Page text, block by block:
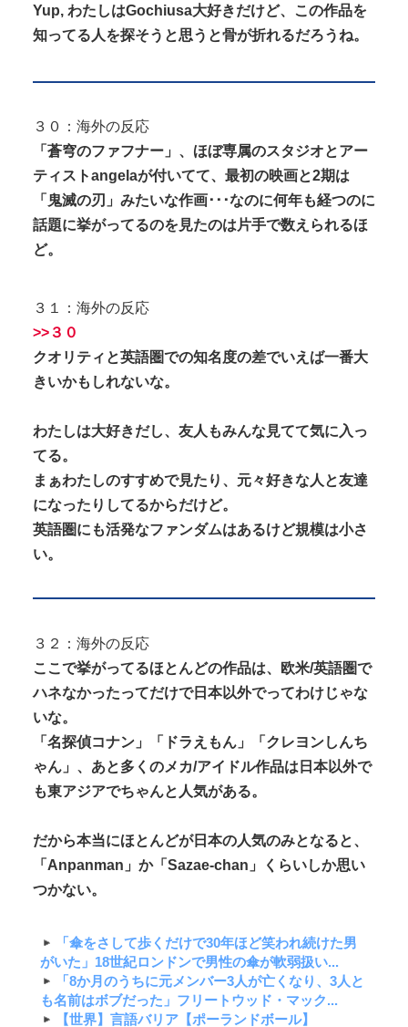
Yup, わたしはGochiusa大好きだけど、この作品を
知ってる人を探そうと思うと骨が折れるだろうね。
３０：海外の反応
「蒼穹のファフナー」、ほぼ専属のスタジオとアー
ティストangelaが付いてて、最初の映画と2期は
「鬼滅の刃」みたいな作画･･･なのに何年も経つのに
話題に挙がってるのを見たのは片手で数えられるほ
ど。
３１：海外の反応
>>３０
クオリティと英語圏での知名度の差でいえば一番大
きいかもしれないな。
わたしは大好きだし、友人もみんな見てて気に入っ
てる。
まぁわたしのすすめで見たり、元々好きな人と友達
になったりしてるからだけど。
英語圏にも活発なファンダムはあるけど規模は小さ
い。
３２：海外の反応
ここで挙がってるほとんどの作品は、欧米/英語圏で
ハネなかったってだけで日本以外でってわけじゃな
いな。
「名探偵コナン」「ドラえもん」「クレヨンしんち
ゃん」、あと多くのメカ/アイドル作品は日本以外で
も東アジアでちゃんと人気がある。
だから本当にほとんどが日本の人気のみとなると、
「Anpanman」か「Sazae-chan」くらいしか思い
つかない。
「傘をさして歩くだけで30年ほど笑われ続けた男
がいた」18世紀ロンドンで男性の傘が軟弱扱い...
「8か月のうちに元メンバー3人が亡くなり、3人と
も名前はボブだった」フリートウッド・マック...
【世界】言語バリア【ポーランドボール】